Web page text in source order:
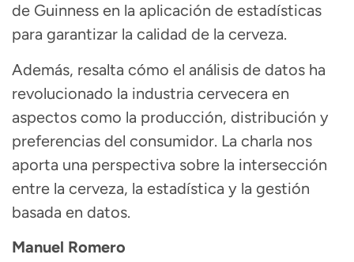
de Guinness en la aplicación de estadísticas
para garantizar la calidad de la cerveza.
Además, resalta cómo el análisis de datos ha
revolucionado la industria cervecera en
aspectos como la producción, distribución y
preferencias del consumidor. La charla nos
aporta una perspectiva sobre la intersección
entre la cerveza, la estadística y la gestión
basada en datos.
Manuel Romero